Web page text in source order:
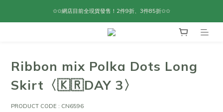
✩✩網店目前全現貨發售！2件9折、3件85折✩✩
Ribbon mix Polka Dots Long
Skirt〈🇰🇷DAY 3〉
PRODUCT CODE : CN6596